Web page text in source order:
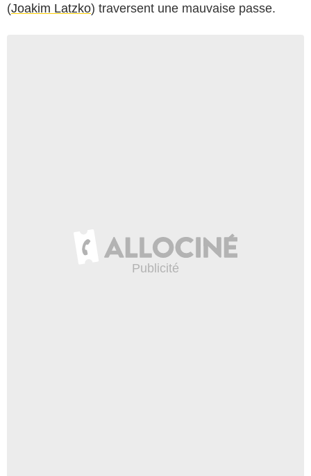
(Joakim Latzko) traversent une mauvaise passe.